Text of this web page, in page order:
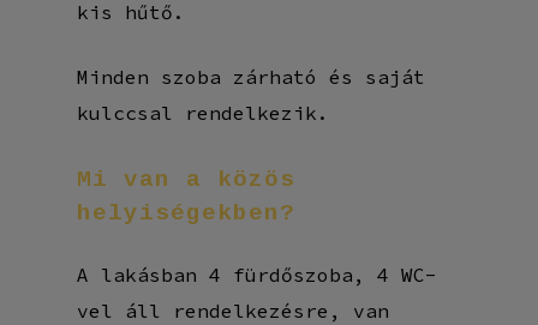
kis hűtő.
Minden szoba zárható és saját
kulccsal rendelkezik.
Mi van a
közös
helyiségekben?
A lakásban 4 fürdőszoba, 4 WC-
vel áll rendelkezésre, van